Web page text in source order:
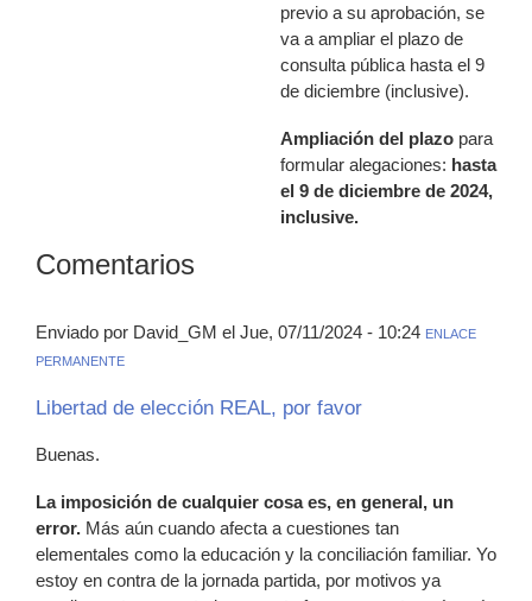
previo a su aprobación, se
va a ampliar el plazo de
consulta pública hasta el 9
de diciembre (inclusive).
Ampliación del plazo para
formular alegaciones: hasta
el 9 de diciembre de 2024,
inclusive.
Comentarios
Enviado por David_GM el Jue, 07/11/2024 - 10:24 ENLACE
PERMANENTE
Libertad de elección REAL, por favor
Buenas.
La imposición de cualquier cosa es, en general, un
error. Más aún cuando afecta a cuestiones tan
elementales como la educación y la conciliación familiar. Yo
estoy en contra de la jornada partida, por motivos ya